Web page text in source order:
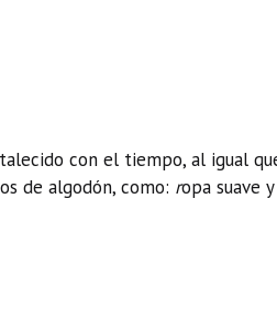
con el tiempo, al igual
de algodón, como: ropa suave